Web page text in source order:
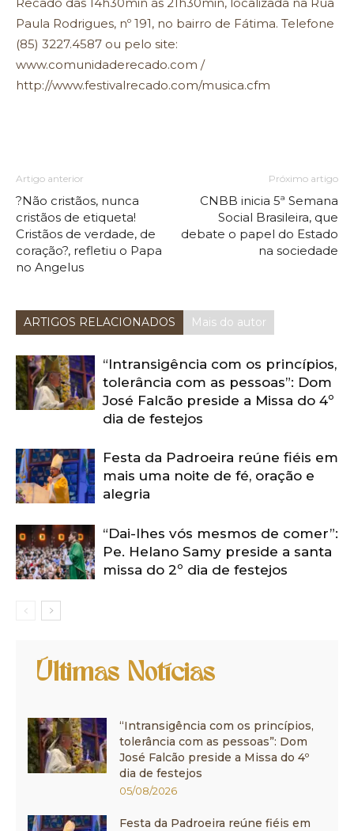
Paula Rodrigues, nº 191, no bairro de Fátima. Telefone
(85) 3227.4587 ou pelo site:
www.comunidaderecado.com /
http://www.festivalrecado.com/musica.cfm
Artigo anterior
?Não cristãos, nunca
cristãos de etiqueta!
Cristãos de verdade, de
coração?, refletiu o Papa
no Angelus
Próximo artigo
CNBB inicia 5ª Semana
Social Brasileira, que
debate o papel do Estado
na sociedade
ARTIGOS RELACIONADOS Mais do autor
“Intransigência com os princípios,
tolerância com as pessoas”: Dom
José Falcão preside a Missa do 4º
dia de festejos
Festa da Padroeira reúne fiéis em
mais uma noite de fé, oração e
alegria
“Dai-lhes vós mesmos de comer”:
Pe. Helano Samy preside a santa
missa do 2º dia de festejos
Últimas Notícias
“Intransigência com os princípios,
tolerância com as pessoas”: Dom
José Falcão preside a Missa do 4º
dia de festejos
05/08/2026
Festa da Padroeira reúne fiéis em